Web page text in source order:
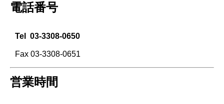
電話番号
Tel 03-3308-0650
Fax 03-3308-0651
営業時間